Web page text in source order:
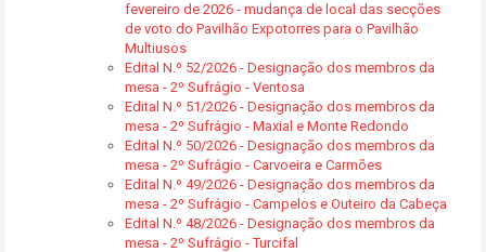
fevereiro de 2026 - mudança de local das secções
de voto do Pavilhão Expotorres para o Pavilhão
Multiusos
Edital N.º 52/2026 - Designação dos membros da
mesa - 2º Sufrágio - Ventosa
Edital N.º 51/2026 - Designação dos membros da
mesa - 2º Sufrágio - Maxial e Monte Redondo
Edital N.º 50/2026 - Designação dos membros da
mesa - 2º Sufrágio - Carvoeira e Carmões
Edital N.º 49/2026 - Designação dos membros da
mesa - 2º Sufrágio - Campelos e Outeiro da Cabeça
Edital N.º 48/2026 - Designação dos membros da
mesa - 2º Sufrágio - Turcifal